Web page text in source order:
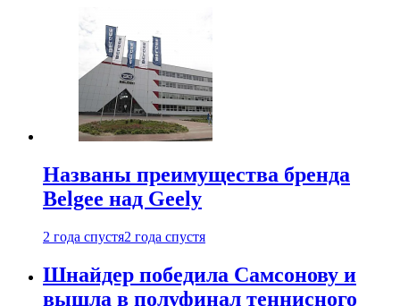
Названы преимущества бренда
Belgee над Geely
2 года спустя2 года спустя
Шнайдер победила Самсонову и
вышла в полуфинал теннисного